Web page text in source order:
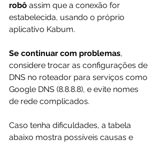
robô assim que a conexão for
estabelecida, usando o próprio
aplicativo Kabum.
Se continuar com problemas,
considere trocar as configurações de
DNS no roteador para serviços como
Google DNS (8.8.8.8), e evite nomes
de rede complicados.
Caso tenha dificuldades, a tabela
abaixo mostra possíveis causas e